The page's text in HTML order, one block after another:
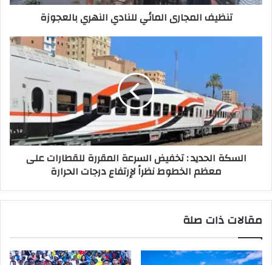
تنظيف المجارى المائي للنادي النهري بالعجوزة
السكة الحديد : تخفيض السرعة المقررة للقطارات على
معظم الخطوط نظراً لإرتفاع درجات الحرارة
مقالات ذات صلة